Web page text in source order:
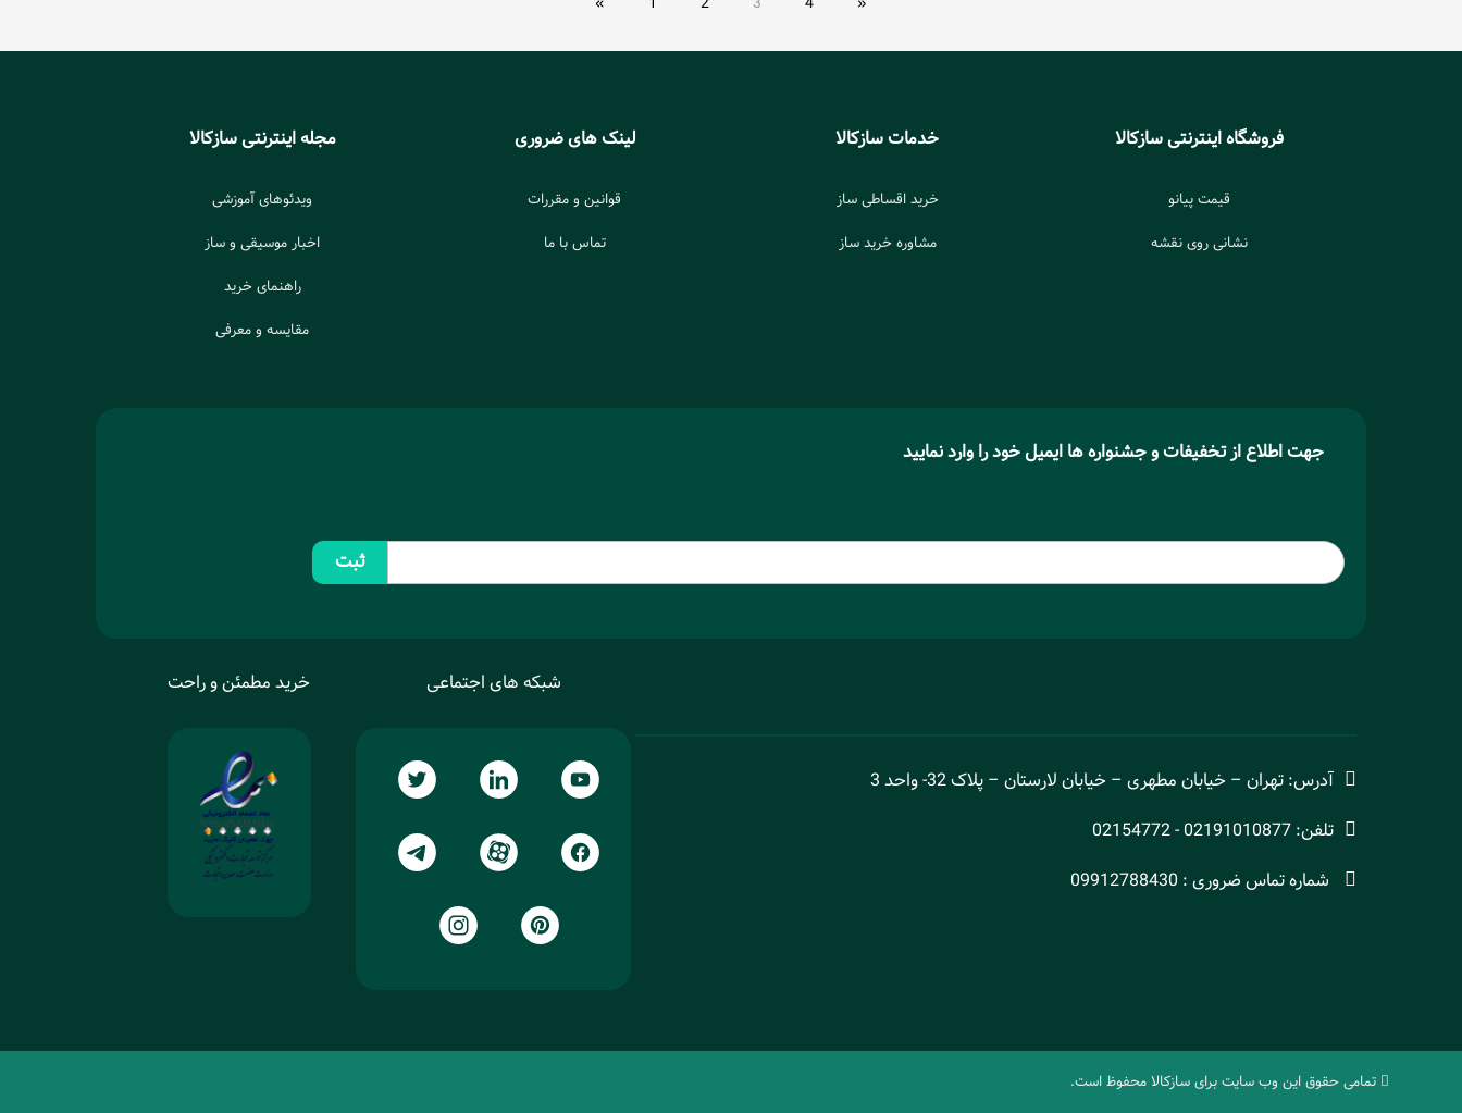
فروشگاه اینترنتی سازکالا
قیمت پیانو
نشانی روی نقشه
خدمات سازکالا
خرید اقساطی ساز
مشاوره خرید ساز
لینک های ضروری
قوانین و مقررات
تماس با ما
مجله اینترنتی سازکالا
ویدئوهای آموزشی
اخبار موسیقی و ساز
راهنمای خرید
مقایسه و معرفی
جهت اطلاع از تخفیفات و جشنواره ها ایمیل خود را وارد نمایید
ثبت
آدرس: تهران – خیابان مطهری – خیابان لارستان – پلاک 32- واحد 3
تلفن: 02191010877 - 02154772
شماره تماس ضروری : 09912788430
شبکه های اجتماعی خرید مطمئن و راحت
تمامی حقوق این وب سایت برای سازکالا محفوظ است.